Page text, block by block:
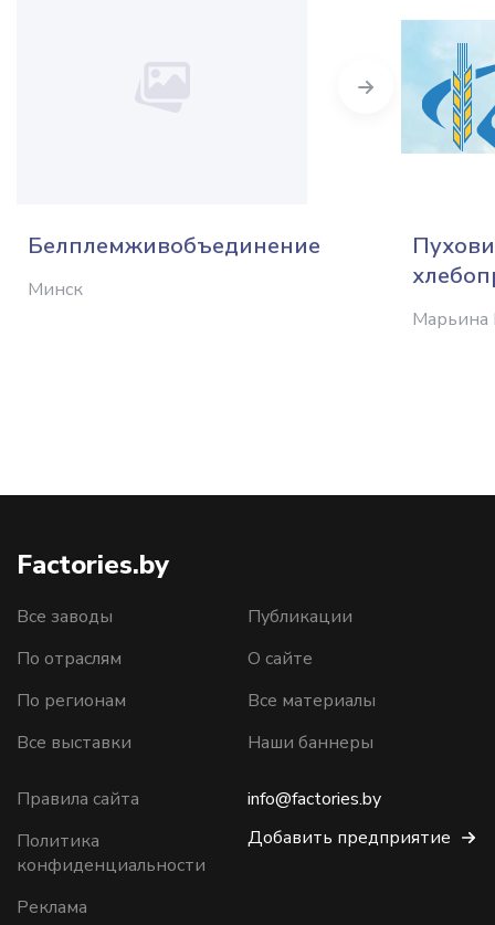
Белплемживобъединение
Минск
Марьина
Next
Factories.by
Все заводы
По отраслям
По регионам
Все выставки
Публикации
О сайте
Все материалы
Наши баннеры
Правила сайта
Политика
конфиденциальности
Реклама
info@factories.by
Добавить предприятие